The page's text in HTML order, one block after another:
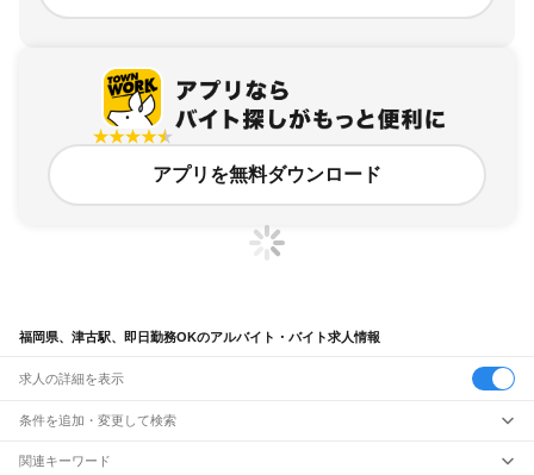
アプリを無料ダウンロード
福岡県、津古駅、即日勤務OKのアルバイト・バイト求人情報
求人の詳細を表示
条件を追加・変更して検索
市区町村を追加・変更
関連キーワード